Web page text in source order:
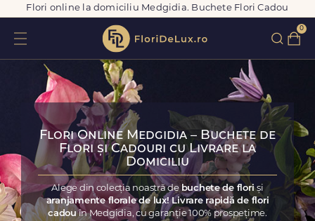
Flori online la domiciliu Medgidia. Buchete Flori Cadou
0
Flori Online Medgidia – Buchete de
Flori și Cadouri cu Livrare la
Domiciliu
Alege din colecția noastră de buchete de floriși
aranjamente florale de lux! Livrare rapidă de flori
cadouîn Medgidia, cu garanție 100% prospețime.